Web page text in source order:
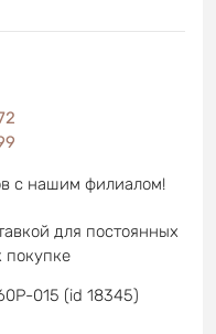
с нашим филиалом!
для постоянных
покупке
015 (id 18345)